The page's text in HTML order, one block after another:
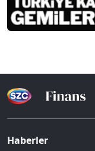
Haberler